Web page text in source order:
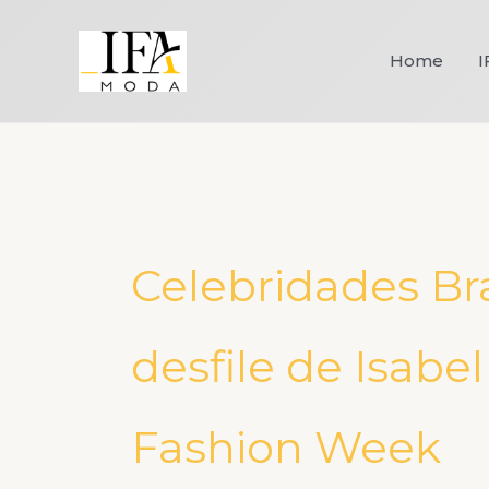
Home
Celebridades
desfile de
Fashion Week